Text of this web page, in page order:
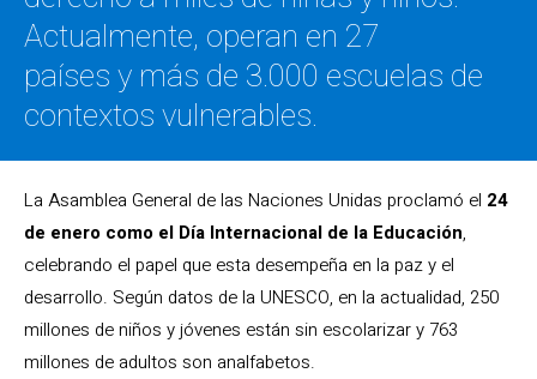
Actualmente, operan en 27
países y más de 3.000 escuelas de
contextos vulnerables.
La Asamblea General de las Naciones Unidas proclamó el 24
de enero como el Día Internacional de la Educación,
celebrando el papel que esta desempeña en la paz y el
desarrollo. Según datos de la UNESCO, en la actualidad, 250
millones de niños y jóvenes están sin escolarizar y 763
millones de adultos son analfabetos.